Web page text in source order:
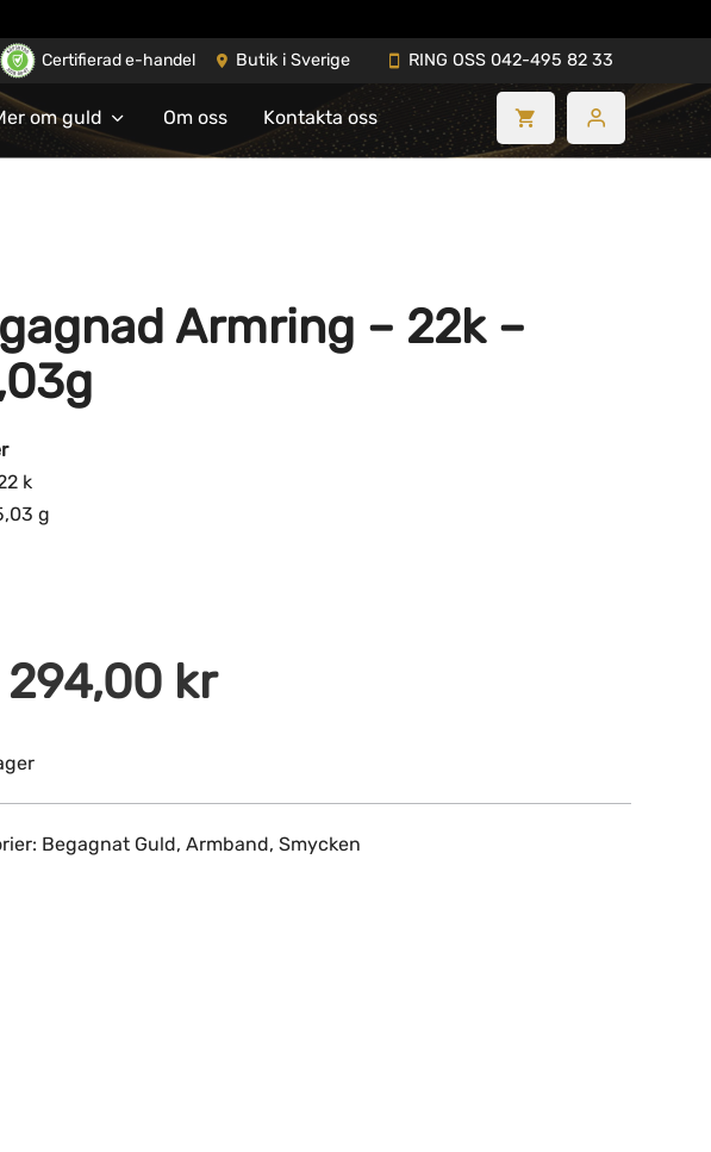
Certifierad e-handel Butik i Sverige RING OSS 042-495 82 33
om guld Om oss Kontakta oss
Armring – 22k –
k
g
kr
Begagnat Guld,Armband,Smycken